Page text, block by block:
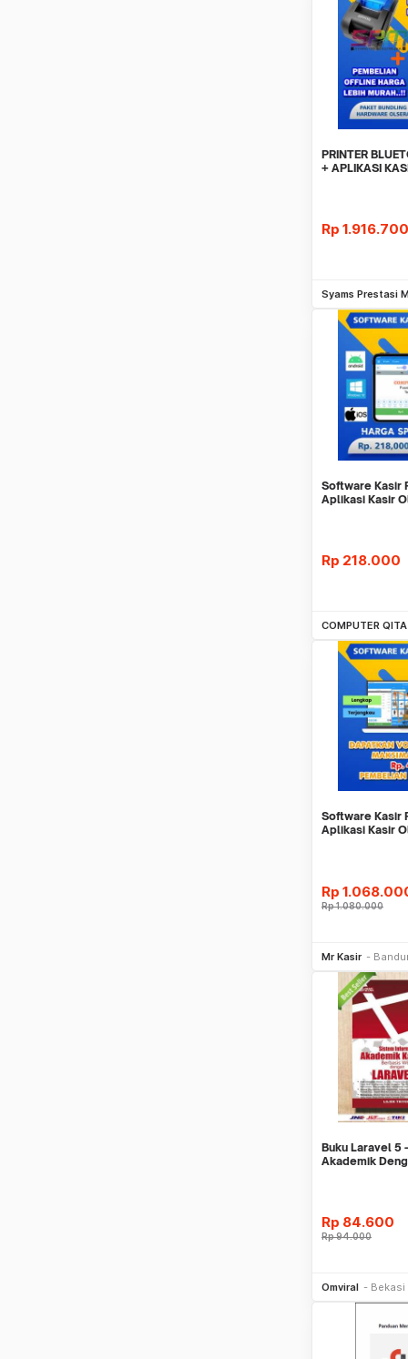
PRINTER
+ APLIKASI
Rp 1.916.700
Syams Prestasi
Software Kasir
Aplikasi Kasir
Rp 218.000
COMPUTER QITA
Software Kasir
Aplikasi Kasir
Rp
Rp1.080.000
Mr Kasir
Buku Laravel 5
Akademik
Rp 84.600
Rp94.000
Omviral Bekasi